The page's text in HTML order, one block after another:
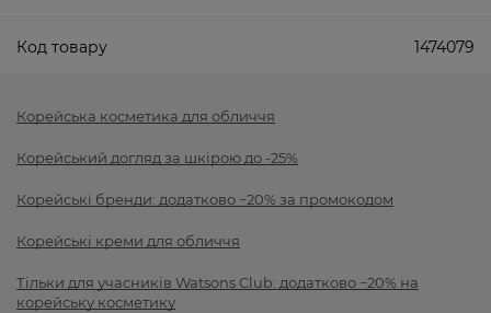
Код товару 1474079
Корейська косметика для обличчя
Корейський догляд за шкірою до -25%
Корейські бренди: додатково −20% за промокодом
Корейські креми для обличчя
Тільки для учасників Watsons Club: додатково −20% на
корейську косметику